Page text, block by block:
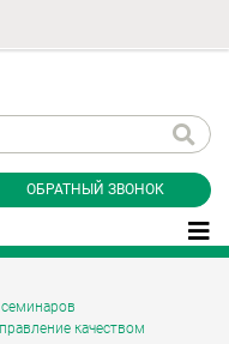
ОБРАТНЫЙ ЗВОНОК
качеством
персональных